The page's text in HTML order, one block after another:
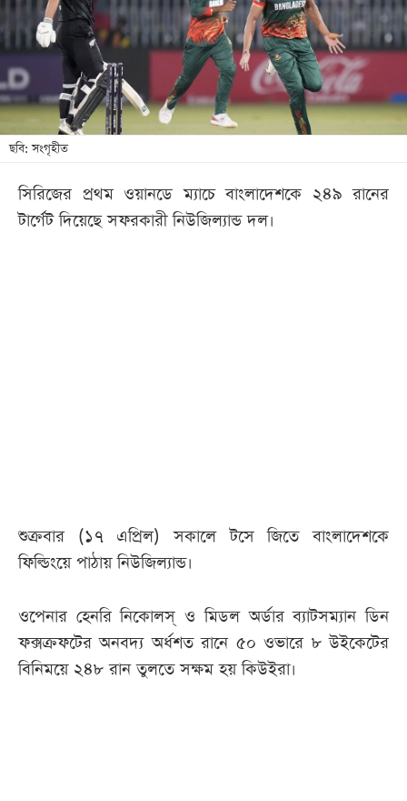
খেলা
বিনোদন
লাইফ
স্টাইল
শিক্ষা
সব
বিভাগ
ই-
পেপার
ছবি: সংগৃহীত
সিরিজের প্রথম ওয়ানডে ম্যাচে বাংলাদেশকে ২৪৯ রানের
টার্গেট দিয়েছে সফরকারী নিউজিল্যান্ড দল।
শুক্রবার (১৭ এপ্রিল) সকালে টসে জিতে বাংলাদেশকে
ফিল্ডিংয়ে পাঠায় নিউজিল্যান্ড।
ওপেনার হেনরি নিকোলস্ ও মিডল অর্ডার ব্যাটসম্যান ডিন
ফক্সক্রফটের অনবদ্য অর্ধশত রানে ৫০ ওভারে ৮ উইকেটের
বিনিময়ে ২৪৮ রান তুলতে সক্ষম হয় কিউইরা।